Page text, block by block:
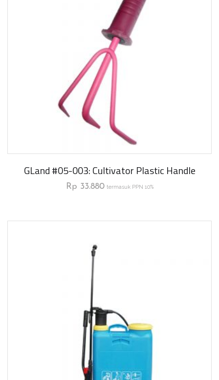
GLand #05-003: Cultivator Plastic Handle
Rp 33.880 termasuk PPN 10%